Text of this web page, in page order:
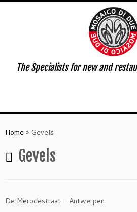
naar
The Specialists for new and
Home » Gevels
Gevels
De Merodestraat – Antwerpen